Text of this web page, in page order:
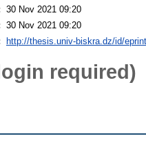
30 Nov 2021 09:20
30 Nov 2021 09:20
http://thesis.univ-biskra.dz/id/
required)